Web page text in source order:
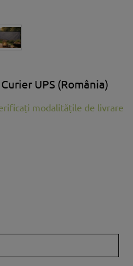
UPS (România)
aferente plăților
modalitățile de livrare